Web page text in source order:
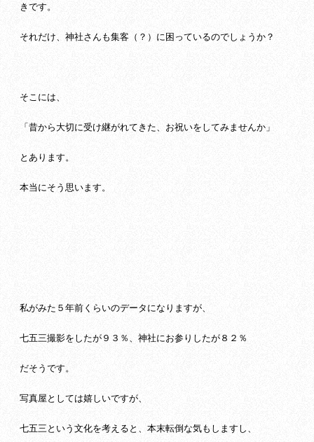
きです。
それだけ、神社さんも集客（？）に困っているのでしょうか？
そこには、
「昔から大切に受け継がれてきた、お祝いをしてみませんか」
とあります。
本当にそう思います。
私がみた５年前くらいのデータになりますが、
七五三撮影をしたが９３％、神社にお参りしたが８２％
だそうです。
写真屋としては嬉しいですが、
七五三という文化を考えると、本末転倒な気もしますし、